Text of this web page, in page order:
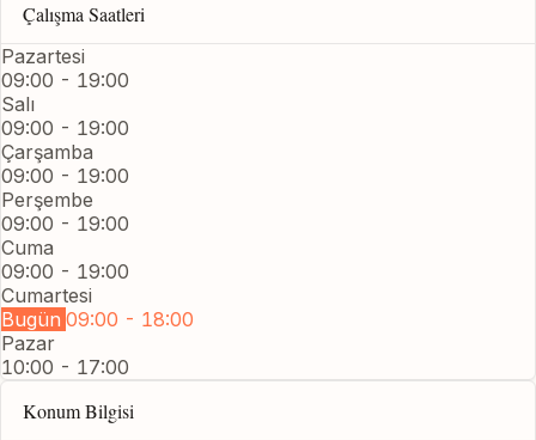
Çalışma Saatleri
Pazartesi
09:00 - 19:00
Salı
09:00 - 19:00
Çarşamba
09:00 - 19:00
Perşembe
09:00 - 19:00
Cuma
09:00 - 19:00
Cumartesi
Bugün 09:00 - 18:00
Pazar
10:00 - 17:00
Konum Bilgisi